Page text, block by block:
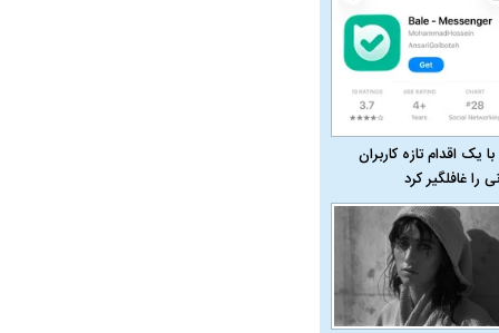
یک اقدام تازه کاربران
را غافلگیر کرد